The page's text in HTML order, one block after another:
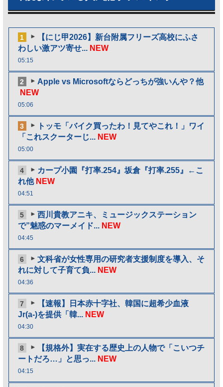
1
【にじ甲2026】新台附属フリーズ高校にふさ
わしい激アツ寄せ... NEW
05:15
2
Apple vs Microsoftならどっちが強いんや？他
NEW
05:06
3
トッモ「バイク買ったわ！見てやこれ！」ワイ
「これスクーターじ... NEW
05:00
4
カープ小園『打率.254』坂倉『打率.255』←こ
れ他 NEW
04:51
5
西川貴教アニキ、ミュージックステーション
で”魅惑のマーメイド... NEW
04:45
6
文科省が女性専用の研究者支援制度を導入、そ
れに対して子育て負... NEW
04:36
7
【速報】日本赤十字社、韓国に超希少血液
Jr(a-)を提供「韓... NEW
04:30
8
【規格外】実在する歴史上の人物で「こいつチ
ートだろ…」と思っ... NEW
04:15